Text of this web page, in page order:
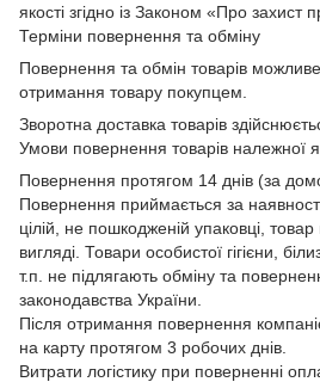
якості згідно із Законом «Про захист
Терміни повернення та обміну
Повернення та обмін товарів
отримання товару покупцем.
Зворотна доставка товарів
Умови повернення товарів належної
Повернення протягом 14 днів (за
Повернення приймається за
цілій, не пошкодженій упаковці,
вигляді. Товари особистої гігієни,
т.п. не підлягають обміну та
законодавства України.
Після отримання повернення
на карту протягом 3 робочих днів.
Витрати логістику при поверненні